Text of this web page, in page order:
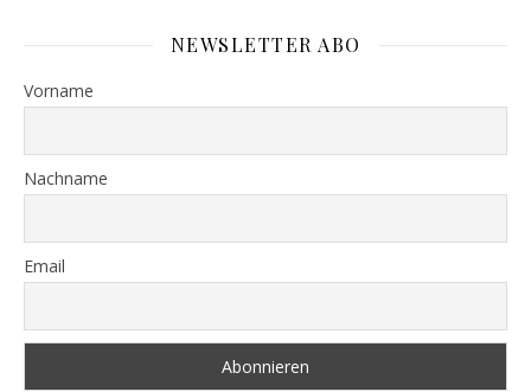
NEWSLETTER ABO
Vorname
Nachname
Email